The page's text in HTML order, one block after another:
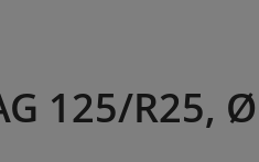
125/R25,